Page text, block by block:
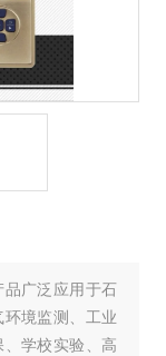
广泛应用于石
境监测、工业
学校实验、高